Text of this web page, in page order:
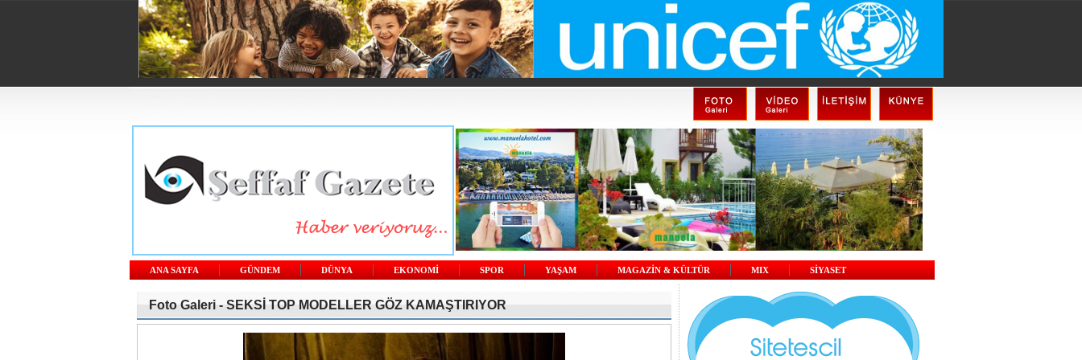
ANA SAYFA GÜNDEM DÜNYA EKONOMİ SPOR YAŞAM MAGAZİN & KÜLTÜR MIX SİYASET
Foto Galeri - SEKSİ TOP MODELLER GÖZ KAMAŞTIRIYOR